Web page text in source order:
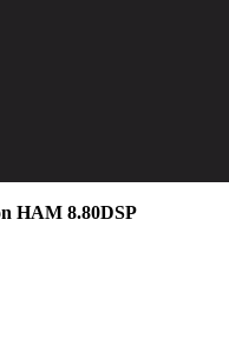
HAM 8.80DSP